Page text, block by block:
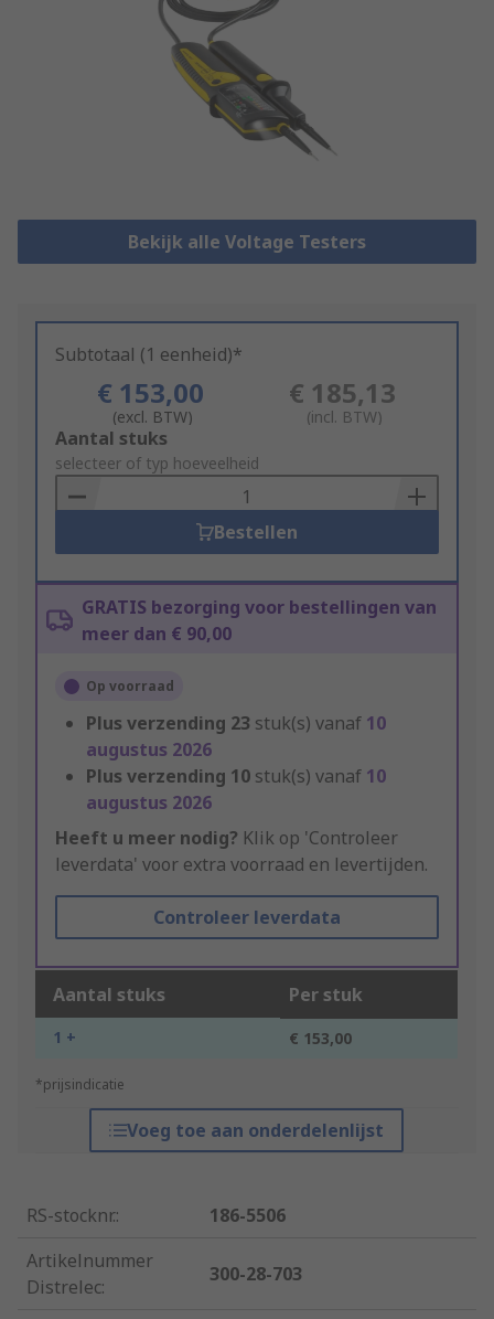
Bekijk alle Voltage Testers
Subtotaal (1 eenheid)*
€ 153,00
(excl. BTW)
€ 185,13
(incl. BTW)
Add
to
Basket
Aantal stuks
selecteer of typ hoeveelheid
Bestellen
GRATIS bezorging voor bestellingen van
meer dan € 90,00
Op voorraad
Plus verzending 23 stuk(s) vanaf 10
augustus 2026
Plus verzending 10 stuk(s) vanaf 10
augustus 2026
Heeft u meer nodig? Klik op 'Controleer
leverdata' voor extra voorraad en levertijden.
Controleer leverdata
Aantal stuks Per stuk
1 + € 153,00
*prijsindicatie
Voeg toe aan onderdelenlijst
RS-stocknr.:
186-5506
Artikelnummer
Distrelec:
300-28-703